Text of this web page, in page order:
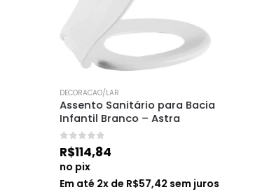
DECORACAO/LAR
Assento Sanitário para Bacia
Infantil Branco – Astra
0de 5
R$114,84
no pix
Em até 2x de R$57,42sem juros